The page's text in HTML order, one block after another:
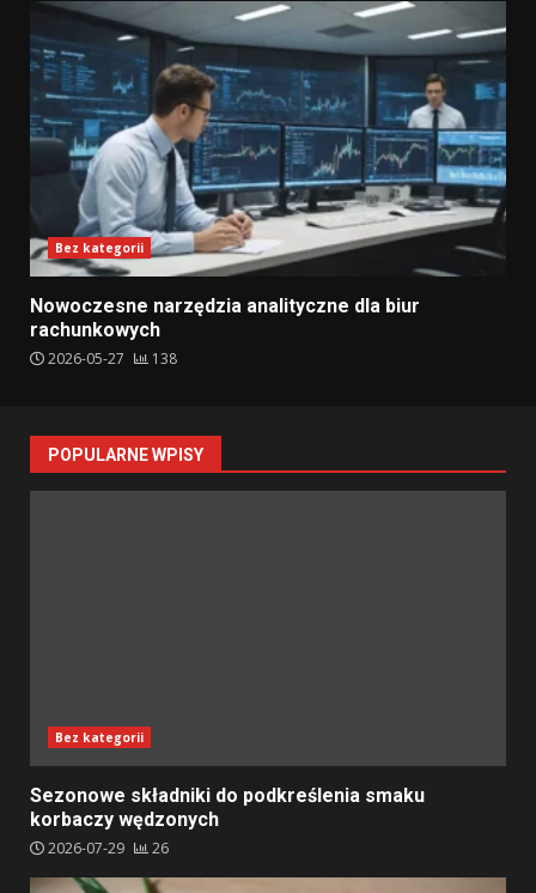
Bez kategorii
Nowoczesne narzędzia analityczne dla biur
rachunkowych
2026-05-27 138
POPULARNE WPISY
Bez kategorii
Sezonowe składniki do podkreślenia smaku
korbaczy wędzonych
2026-07-29 26